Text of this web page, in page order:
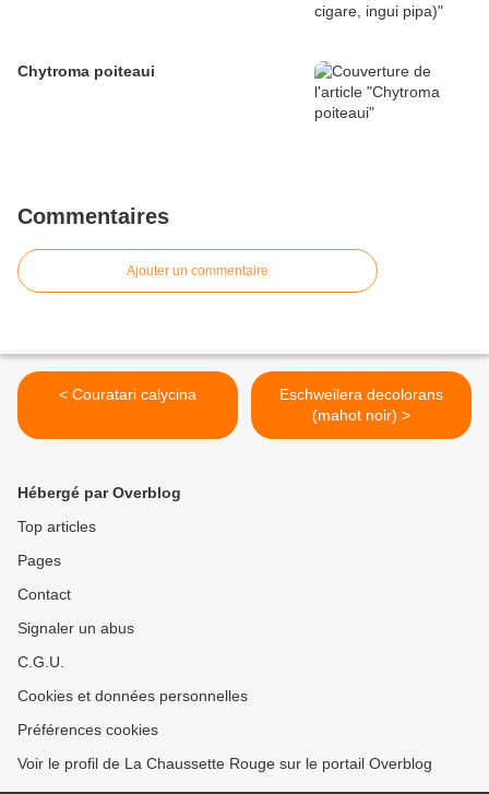
Chytroma poiteaui
Commentaires
Ajouter un commentaire
< Couratari calycina
Eschweilera decolorans
(mahot noir) >
Hébergé par Overblog
Top articles
Pages
Contact
Signaler un abus
C.G.U.
Cookies et données personnelles
Préférences cookies
Voir le profil de La Chaussette Rouge sur le portail Overblog